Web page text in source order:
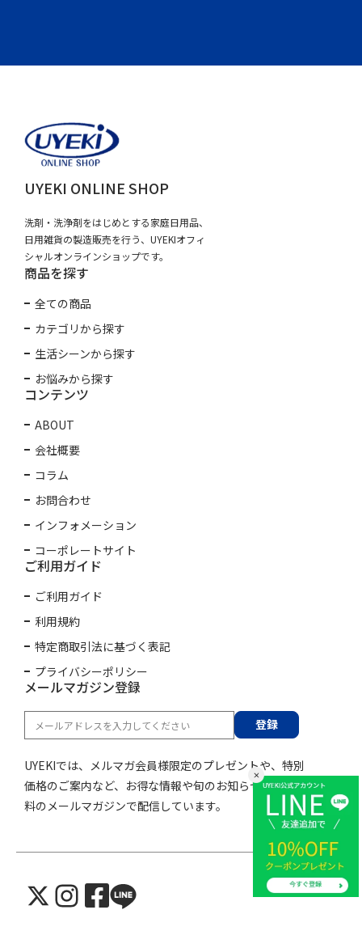
UYEKI ONLINE SHOP
洗剤・洗浄剤をはじめとする家庭日用品、
日用雑貨の製造販売を行う、UYEKIオフィ
シャルオンラインショップです。
商品を探す
全ての商品
カテゴリから探す
生活シーンから探す
お悩みから探す
コンテンツ
ABOUT
会社概要
コラム
お問合わせ
インフォメーション
コーポレートサイト
ご利用ガイド
ご利用ガイド
利用規約
特定商取引法に基づく表記
プライバシーポリシー
メールマガジン登録
登録
UYEKIでは、メルマガ会員様限定のプレゼントや、特別
価格のご案内など、お得な情報や旬のお知らせを購読無
料のメールマガジンで配信しています。